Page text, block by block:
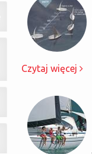
Czytaj więcej